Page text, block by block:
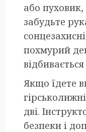
або
забудьте
похмурий
відбивається
Якщо їдете
дві.
безпеки і